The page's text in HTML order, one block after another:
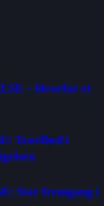
– Hvorfor et
Travlhed i
Stor fremgang i